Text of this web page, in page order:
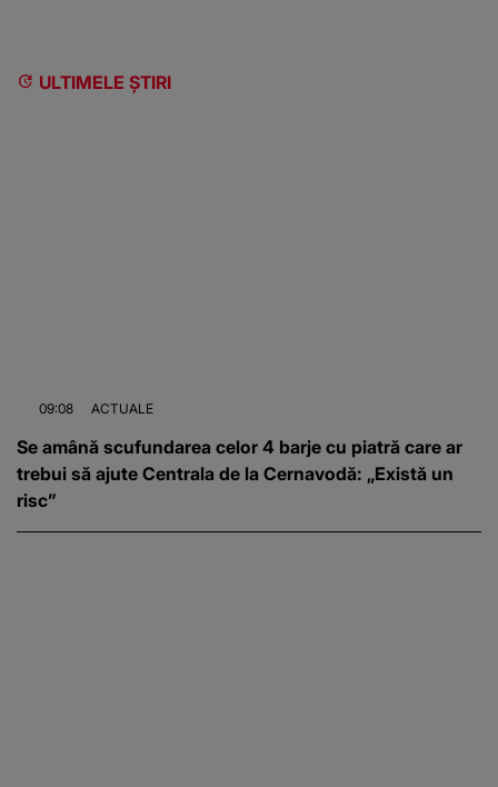
ULTIMELE ȘTIRI
09:08 ACTUALE
Se amână scufundarea celor 4 barje cu piatră care ar
trebui să ajute Centrala de la Cernavodă: „Există un
risc”